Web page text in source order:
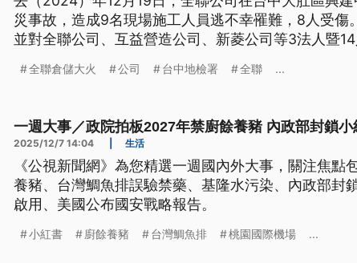
災事故，造成9名現場施工人員逃不幸罹難，8人受傷
並對全聯公司、互益營造公司、新菱公司等3法人暨
全聯倉儲大火 公司 台中地檢署 全聯 ...
一週大事／政院拍板2027年禁廚餘養豬 內政部封鎖小
2025/12/7 14:04 生活
《公視新聞網》為您精選一週國內外大事，關注焦點
養豬、台灣鯛魚排誤驗禁藥、基隆水污染、內政部封
啟用、美國公布國安戰略報告。
小紅書 廚餘養豬 台灣鯛魚排 桃園國際機場 ...